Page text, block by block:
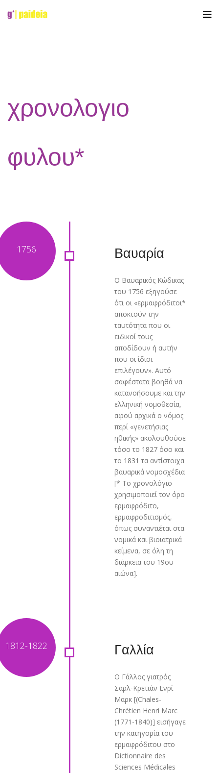
χρονολογιο
φυλου*
Βαυαρία
Ο Βαυαρικός Κώδικας
του 1756 εξηγούσε
ότι οι «ερμαφρόδιτοι*
αποκτούν την
ταυτότητα που οι
ειδικοί τους
αποδίδουν ή αυτήν
που οι ίδιοι
επιλέγουν». Αυτό
σαφέστατα βοηθά να
κατανοήσουμε και την
ελληνική νομοθεσία,
αφού αρχικά ο νόμος
περί «γενετήσιας
ηθικής» ακολουθούσε
τόσο το 1827 όσο και
το 1831 τα αντίστοιχα
βαυαρικά νομοσχέδια
[* Το χρονολόγιο
χρησιμοποιεί τον όρο
ερμαφρόδιτο,
ερμαφροδιτισμός,
όπως συναντιέται στα
νομικά και βιοιατρικά
κείμενα, σε όλη τη
διάρκεια του 19ου
αιώνα].
Γαλλία
Ο Γάλλος γιατρός
Σαρλ-Κρετιάν Ενρί
Μαρκ [(Chales-
Chrétien Henri Marc
(1771-1840)] εισήγαγε
την κατηγορία του
ερμαφρόδιτου στο
Dictionnaire des
Sciences Médicales